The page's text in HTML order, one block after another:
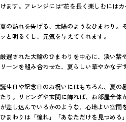
けます。アレンジには“花を長く楽しむにはカ
夏の訪れを告げる、太陽のようなひまわり。
ッと明るくし、元気を与えてくれます。
厳選された大輪のひまわりを中心に、淡い紫
リーンを組み合わせた、夏らしい華やかなデ
誕生日や記念日のお祝いにはもちろん、夏の
たり。リビングや玄関に飾れば、お部屋全体
が差し込んでいるかのような、心地よい空間
ひまわりは「憧れ」「あなただけを見つめる